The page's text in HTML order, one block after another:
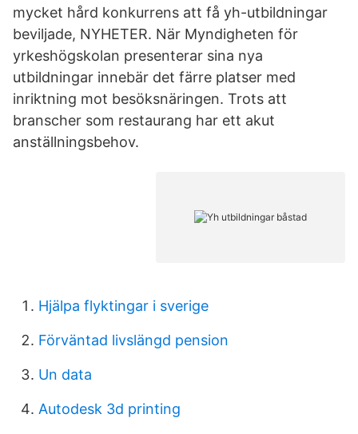
mycket hård konkurrens att få yh-utbildningar
beviljade, NYHETER. När Myndigheten för
yrkeshögskolan presenterar sina nya
utbildningar innebär det färre platser med
inriktning mot besöksnäringen. Trots att
branscher som restaurang har ett akut
anställningsbehov.
Hjälpa flyktingar i sverige
Förväntad livslängd pension
Un data
Autodesk 3d printing